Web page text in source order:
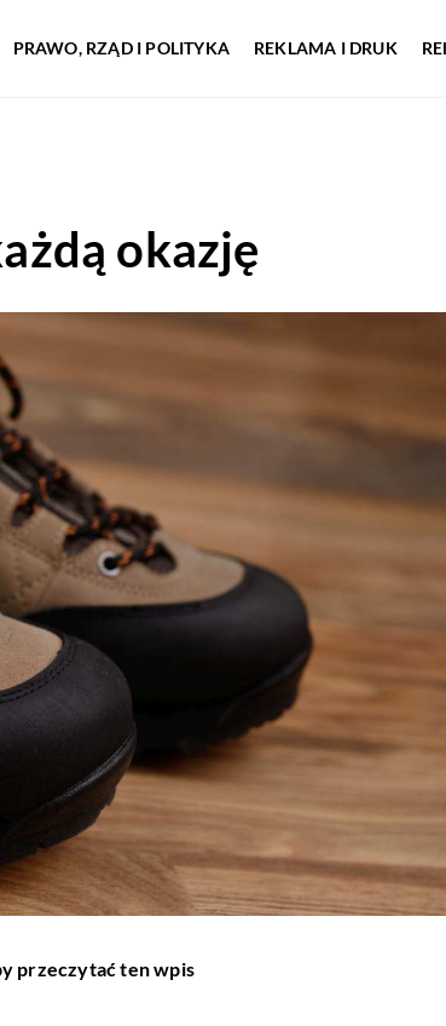
PRAWO, RZĄD I POLITYKA REKLAMA I DRUK
okazję
przeczytać ten wpis